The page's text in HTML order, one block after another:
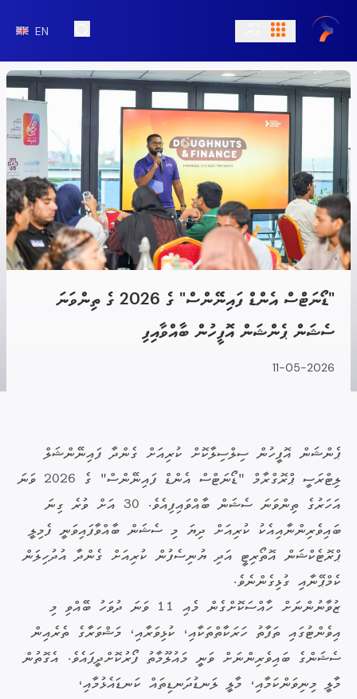
EN
"ޑޯނަޓްސް އެންޑް ފައިނޭންސް" ގެ 2026 ގެ ތިންވަނަ
ސެޝަން ޕެންޝަން އޮފީހުން ބާއްވާއިފި
11-05-2026
ޕެންޝަން އޮފީހުން ސިލްސިލާކޮށް ކުރިއަށް ގެންދާ ފައިނޭންޝަލް
ލިޓްރަސީ ޕްރޮގްރާމް "ޑޯނަޓްސް އެންޑް ފައިނޭންސް" ގެ 2026 ވަނަ
އަހަރުގެ ތިންވަނަ ސެޝަން ބާއްވައިފިއެވެ. 30 އަށް ވުރެ ގިނަ
ބައިވެރިންނާއިއެކު ކުރިއަށް ދިޔަ މި ސެޝަން ބާއްވާފައިވަނީ ފެމިލީ
ޕްރޮޓެކްޝަން އޮތޯރިޓީ އަދި ޔުނިސެފުން ކުރިއަށް ގެންދާ އުދުހިލަން
ކެމްޕޭނާއި ގުޅިގެންނެވެ.
ޒުވާނުންނަށް ހާއްސަކޮށްގެން މެއި 11 ވަނަ ދުވަހު ބޭއްވި މި
އިވެންޓުގައި ތަފާތު ހަރަކާތްތަކާއި، ކުޅިވަރާއި، މަޝްވަރާގެ ތެރެއިން
ސެޝަންގެ ބައިވެރިންނަށް ވަނީ މައުލޫމާތު ފޯރުކޮށްދީފައެވެ. އެގޮތުން
މާލީ މިނިވަންކަމާއި، މާލީ ލަނޑުދަނޑިތައް ކަނޑައެޅުމާއި،